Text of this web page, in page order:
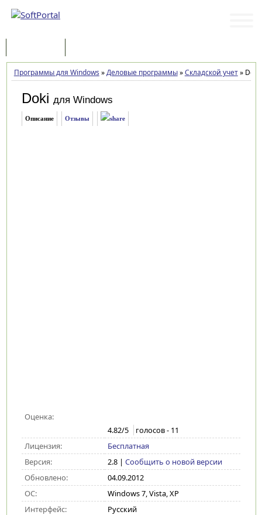
Программы для Windows »Деловые программы»Складской учет»Doki
Doki для Windows
Описание Отзывы
Оценка:
4.82/5 голосов - 11
Лицензия:
Бесплатная
Версия:
2.8| Сообщить о новой версии
Обновлено:
04.09.2012
ОС:
Windows 7, Vista, XP
Интерфейс:
Русский